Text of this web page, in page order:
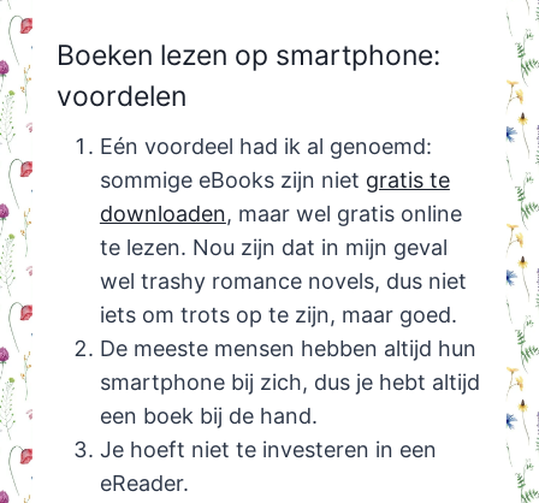
Boeken lezen op smartphone:
voordelen
Eén voordeel had ik al genoemd:
sommige eBooks zijn niet gratis te
downloaden, maar wel gratis online
te lezen. Nou zijn dat in mijn geval
wel trashy romance novels, dus niet
iets om trots op te zijn, maar goed.
De meeste mensen hebben altijd hun
smartphone bij zich, dus je hebt altijd
een boek bij de hand.
Je hoeft niet te investeren in een
eReader.